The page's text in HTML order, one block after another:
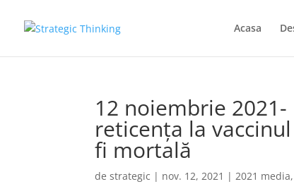
Acasa
12 noiembrie 2021-
reticența la
fi mortală
destrategic | nov. 12, 2021 |2021 media,